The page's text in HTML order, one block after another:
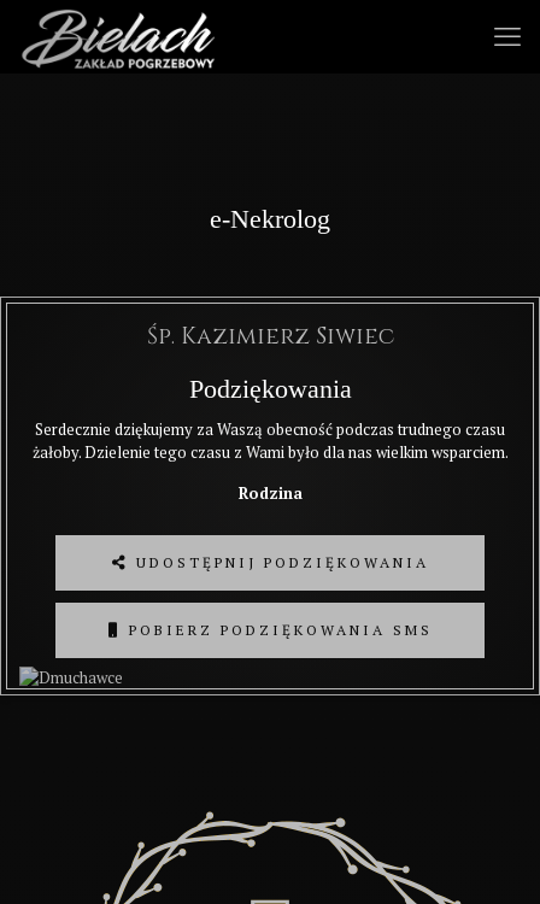
e-Nekrolog
Śp. Kazimierz Siwiec
Podziękowania
Serdecznie dziękujemy za Waszą obecność podczas trudnego czasu
żałoby. Dzielenie tego czasu z Wami było dla nas wielkim wsparciem.
Rodzina
UDOSTĘPNIJ PODZIĘKOWANIA
POBIERZ PODZIĘKOWANIA SMS